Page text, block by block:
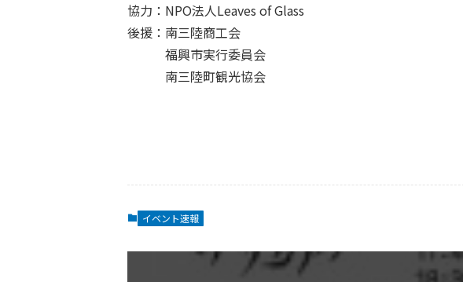
協力：NPO法人Leaves of Glass
後援：南三陸商工会
福興市実行委員会
南三陸町観光協会
イベント速報